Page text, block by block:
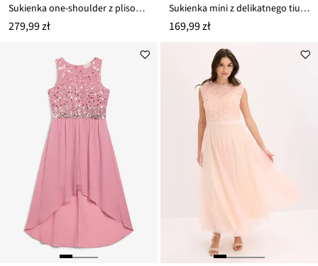
Sukienka one-shoulder z plisowaną częścią spódnicową z tiulu
279,99 zł
Sukienka mini z delikatnego tiulu, plisowana u dołu
169,99 zł